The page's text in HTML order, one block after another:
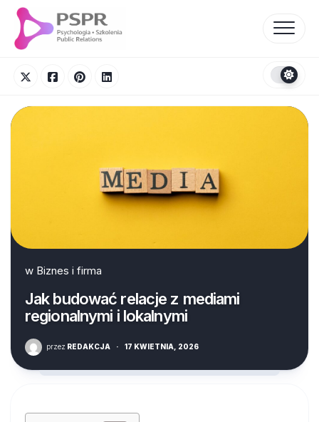
Skip
content
w Biznes i firma
Jak budować relacje z mediami
regionalnymi i lokalnymi
przez REDAKCJA · 17 KWIETNIA, 2026